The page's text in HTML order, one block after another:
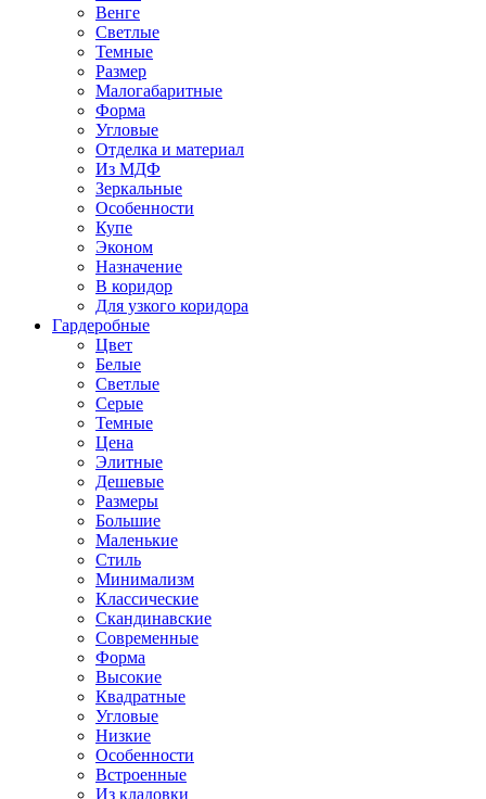
Венге
Светлые
Темные
Размер
Малогабаритные
Форма
Угловые
Отделка и материал
Из МДФ
Зеркальные
Особенности
Купе
Эконом
Назначение
В коридор
Для узкого коридора
Гардеробные
Цвет
Белые
Светлые
Серые
Темные
Цена
Элитные
Дешевые
Размеры
Большие
Маленькие
Стиль
Минимализм
Классические
Скандинавские
Современные
Форма
Высокие
Квадратные
Угловые
Низкие
Особенности
Встроенные
Из кладовки